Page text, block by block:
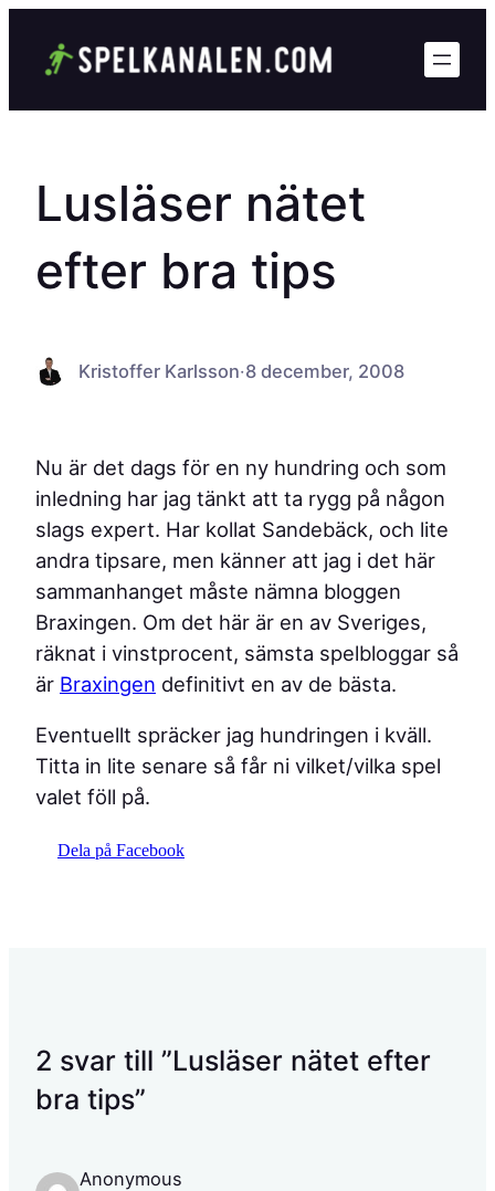
Lusläser nätet
efter bra tips
Kristoffer Karlsson·8 december, 2008
Nu är det dags för en ny hundring och som
inledning har jag tänkt att ta rygg på någon
slags expert. Har kollat Sandebäck, och lite
andra tipsare, men känner att jag i det här
sammanhanget måste nämna bloggen
Braxingen. Om det här är en av Sveriges,
räknat i vinstprocent, sämsta spelbloggar så
är Braxingen definitivt en av de bästa.
Eventuellt spräcker jag hundringen i kväll.
Titta in lite senare så får ni vilket/vilka spel
valet föll på.
Dela på Facebook
2 svar till ”Lusläser nätet efter
bra tips”
Anonymous